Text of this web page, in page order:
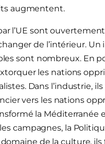
augmentent.
l’UE sont
de l’intérieur.
sont nombreux. En
les nations
Dans l’industrie,
vers les nations
la
campagnes, la
de la culture,